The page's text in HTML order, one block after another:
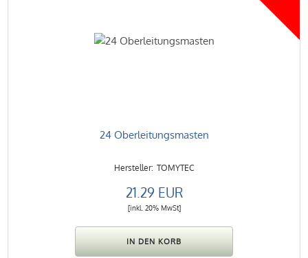
24 Oberleitungsmasten
TOMYTEC
21.29 EUR
[inkl. 20% MwSt]